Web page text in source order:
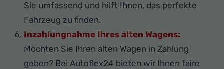
Sie umfassend und hilft Ihnen, das perfekte
Fahrzeug zu finden.
Inzahlungnahme Ihres alten Wagens:
Möchten Sie Ihren alten Wagen in Zahlung
geben? Bei Autoflex24 bieten wir Ihnen faire